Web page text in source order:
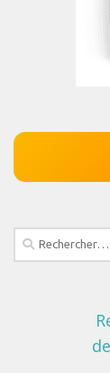
Rechercher :